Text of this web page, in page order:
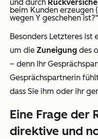
und durch
beim Kunden erzeugen (
wegen Y geschehen ist?“
Besonders Letzteres ist
um die Zuneigung des
– denn Ihr
Gesprächspartnerin
dass Sie ihm oder ihr
Eine Frage der
direktive und